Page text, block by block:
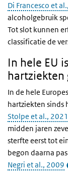
Di Francesco et
alcoholgebruik
Tot slot kunnen
classificatie de
In hele EU
hartziekten
In de hele
hartziekten sinds
Stolpe et al., 2021
midden jaren
sterfte eerst tot
begon daarna
Negri et al., 2009